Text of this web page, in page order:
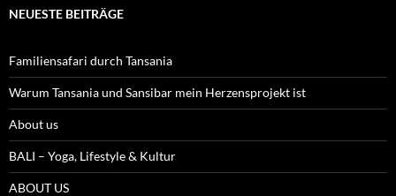
NEUESTE BEITRÄGE
Familiensafari durch Tansania
Warum Tansania und Sansibar mein Herzensprojekt ist
About us
BALI – Yoga, Lifestyle & Kultur
ABOUT US